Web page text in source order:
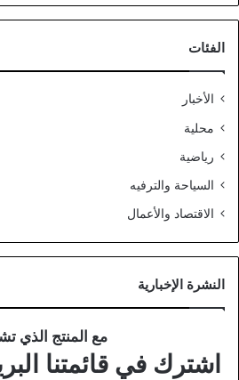
الفئات
الأخبار
محلية
رياضية
السياحة والترفيه
الاقتصاد والأعمال
النشرة الإخبارية
مع المنتج الذي
اشترك في قائمتنا